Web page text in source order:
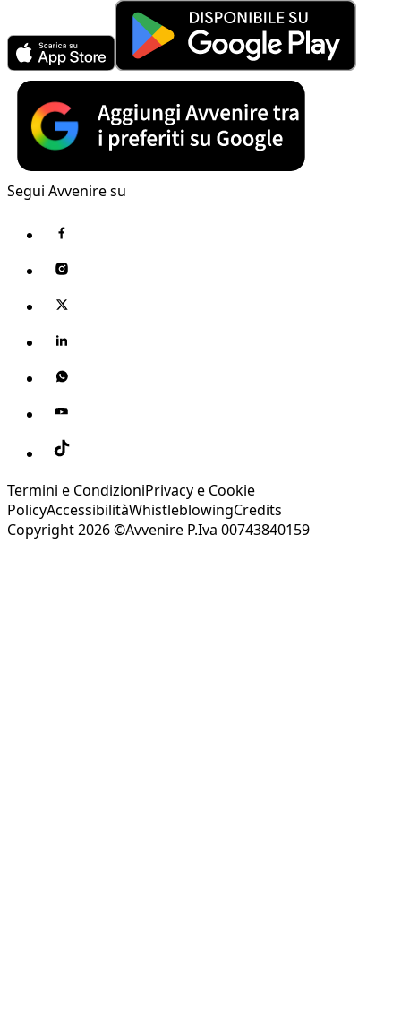
Segui Avvenire su
Termini e CondizioniPrivacy e Cookie
PolicyAccessibilitàWhistleblowingCredits
Copyright 2026 ©Avvenire P.Iva 00743840159